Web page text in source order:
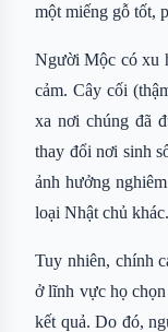
một miếng gỗ tốt,
Người Mộc có xu
cảm. Cây cối
xa nơi chúng đã
thay đổi nơi sinh
ảnh hưởng
loại Nhật chủ khác.
Tuy nhiên, chính
ở lĩnh vực họ
kết quả. Do đó,